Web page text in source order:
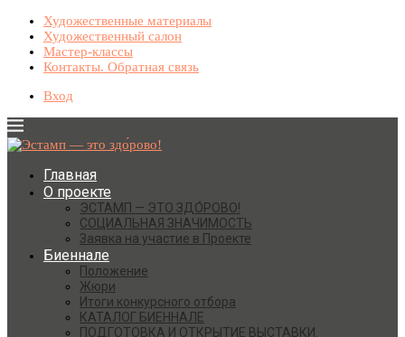
Художественные материалы
Художественный салон
Мастер-классы
Контакты. Обратная связь
Вход
Главная
О проекте
ЭСТАМП — ЭТО ЗДО́РОВО!
СОЦИАЛЬНАЯ ЗНАЧИМОСТЬ
Заявка на участие в Проекте
Биеннале
Положение
Жюри
Итоги конкурсного отбора
КАТАЛОГ БИЕННАЛЕ
ПОДГОТОВКА И ОТКРЫТИЕ ВЫСТАВКИ.